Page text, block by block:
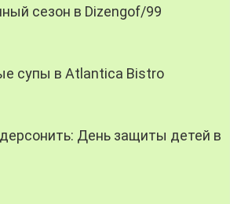
сезон в Dizengof/99
супы в Atlantica Bistro
День защиты детей в